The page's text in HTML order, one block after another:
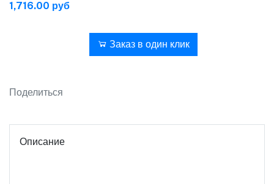
1,716.00 руб
Заказ в один клик
Поделиться
Описание